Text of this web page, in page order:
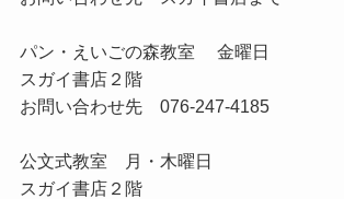
パン・えいごの森教室 金曜日
スガイ書店２階
お問い合わせ先 076-247-4185
公文式教室 月・木曜日
スガイ書店２階